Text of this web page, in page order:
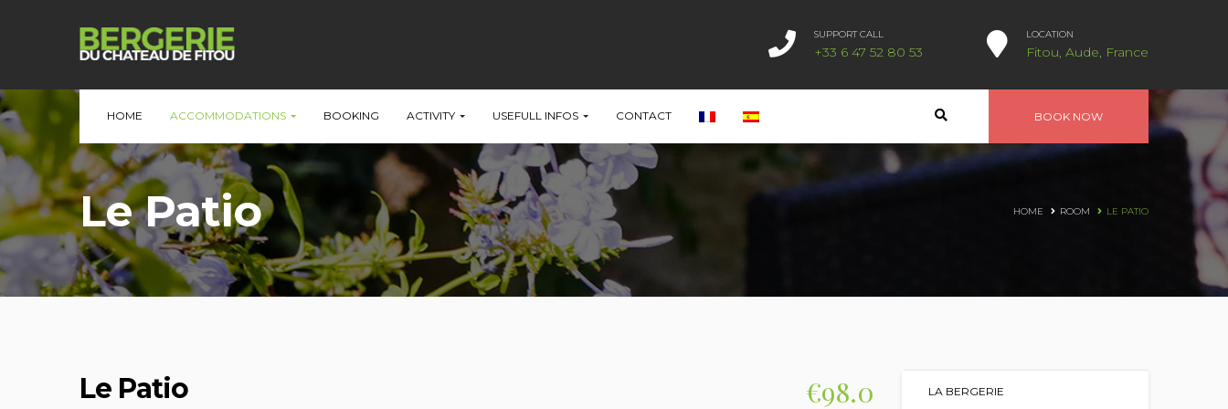
SUPPORT CALL
+33 6 47 52 80 53
LOCATION
Fitou, Aude, France
BOOK NOW
HOME ACCOMMODATIONS BOOKING ACTIVITY USEFULL INFOS CONTACT
Le Patio HOME ROOM LE PATIO
LA BERGERIE
Le Patio €98.0